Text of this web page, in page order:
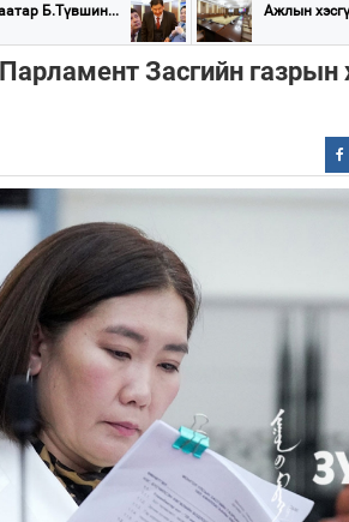
Б.Түвшин... Ажлын
Засгийн газрын